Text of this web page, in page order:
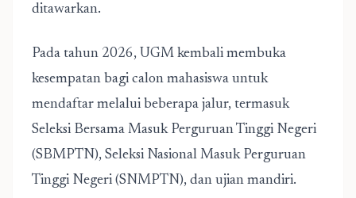
ditawarkan.
Pada tahun 2026, UGM kembali membuka
kesempatan bagi calon mahasiswa untuk
mendaftar melalui beberapa jalur, termasuk
Seleksi Bersama Masuk Perguruan Tinggi Negeri
(SBMPTN), Seleksi Nasional Masuk Perguruan
Tinggi Negeri (SNMPTN), dan ujian mandiri.